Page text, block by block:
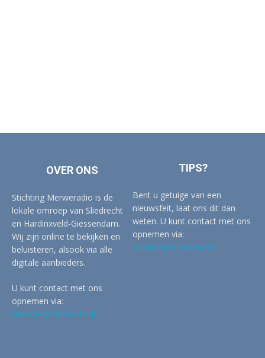
OVER ONS
Stichting Merweradio is de
lokale omroep van Sliedrecht
en Hardinxveld-Giessendam.
Wij zijn online te bekijken en
beluisteren, alsook via alle
digitale aanbieders.
U kunt contact met ons
opnemen via:
redactie@merwertv.nl
TIPS?
Bent u getuige van een
nieuwsfeit, laat ons dit dan
weten. U kunt contact met ons
opnemen via:
redactie@merwertv.nl